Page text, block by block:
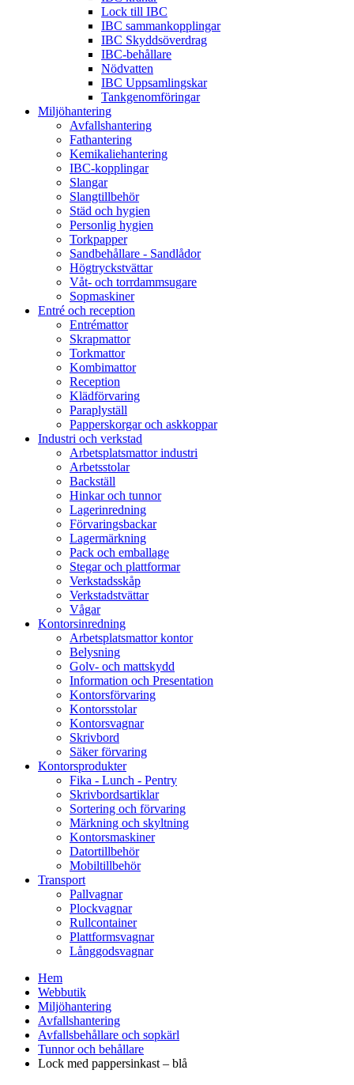
Lock till IBC
IBC sammankopplingar
IBC Skyddsöverdrag
IBC-behållare
Nödvatten
IBC Uppsamlingskar
Tankgenomföringar
Miljöhantering
Avfallshantering
Fathantering
Kemikaliehantering
IBC-kopplingar
Slangar
Slangtillbehör
Städ och hygien
Personlig hygien
Torkpapper
Sandbehållare - Sandlådor
Högtryckstvättar
Våt- och torrdammsugare
Sopmaskiner
Entré och reception
Entrémattor
Skrapmattor
Torkmattor
Kombimattor
Reception
Klädförvaring
Paraplyställ
Papperskorgar och askkoppar
Industri och verkstad
Arbetsplatsmattor industri
Arbetsstolar
Backställ
Hinkar och tunnor
Lagerinredning
Förvaringsbackar
Lagermärkning
Pack och emballage
Stegar och plattformar
Verkstadsskåp
Verkstadstvättar
Vågar
Kontorsinredning
Arbetsplatsmattor kontor
Belysning
Golv- och mattskydd
Information och Presentation
Kontorsförvaring
Kontorsstolar
Kontorsvagnar
Skrivbord
Säker förvaring
Kontorsprodukter
Fika - Lunch - Pentry
Skrivbordsartiklar
Sortering och förvaring
Märkning och skyltning
Kontorsmaskiner
Datortillbehör
Mobiltillbehör
Transport
Pallvagnar
Plockvagnar
Rullcontainer
Plattformsvagnar
Långgodsvagnar
Hem
Webbutik
Miljöhantering
Avfallshantering
Avfallsbehållare och sopkärl
Tunnor och behållare
Lock med pappersinkast – blå